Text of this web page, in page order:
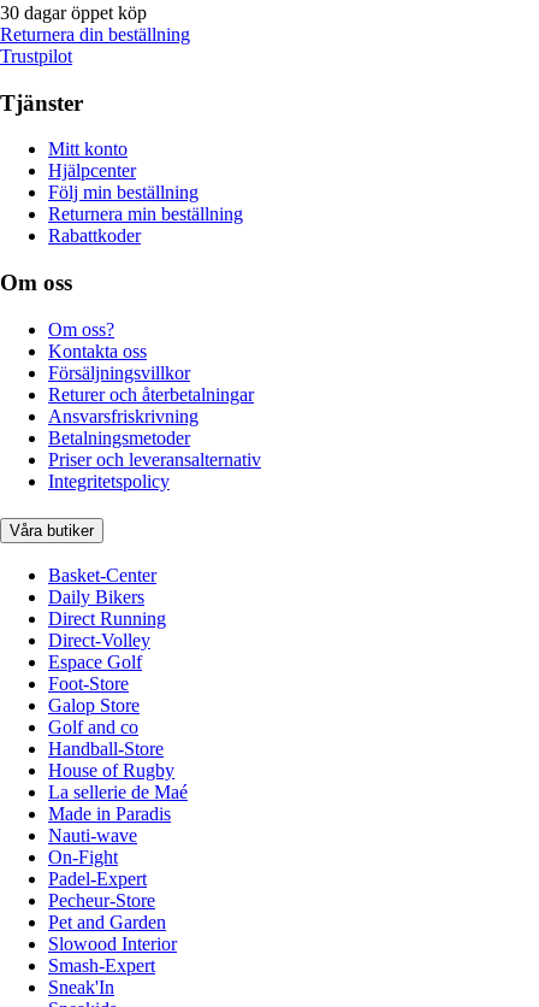
30 dagar öppet köp
Returnera din beställning
Trustpilot
Tjänster
Mitt konto
Hjälpcenter
Följ min beställning
Returnera min beställning
Rabattkoder
Om oss
Om oss?
Kontakta oss
Försäljningsvillkor
Returer och återbetalningar
Ansvarsfriskrivning
Betalningsmetoder
Priser och leveransalternativ
Integritetspolicy
Våra butiker
Basket-Center
Daily Bikers
Direct Running
Direct-Volley
Espace Golf
Foot-Store
Galop Store
Golf and co
Handball-Store
House of Rugby
La sellerie de Maé
Made in Paradis
Nauti-wave
On-Fight
Padel-Expert
Pecheur-Store
Pet and Garden
Slowood Interior
Smash-Expert
Sneak'In